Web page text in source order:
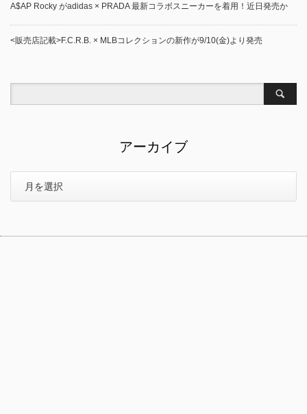
A$AP Rocky がadidas × PRADA 最新コラボスニーカーを着用！近日発売か
<販売店記載>F.C.R.B. × MLBコレクションの新作が9/10(金)より発売
アーカイブ